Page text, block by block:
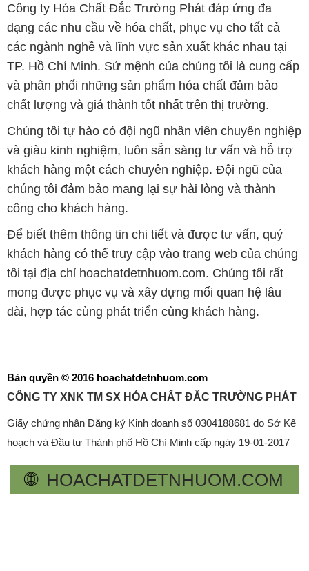
Công ty Hóa Chất Đắc Trường Phát đáp ứng đa
dạng các nhu cầu về hóa chất, phục vụ cho tất cả
các ngành nghề và lĩnh vực sản xuất khác nhau tại
TP. Hồ Chí Minh. Sứ mệnh của chúng tôi là cung cấp
và phân phối những sản phẩm hóa chất đảm bảo
chất lượng và giá thành tốt nhất trên thị trường.
Chúng tôi tự hào có đội ngũ nhân viên chuyên nghiệp
và giàu kinh nghiệm, luôn sẵn sàng tư vấn và hỗ trợ
khách hàng một cách chuyên nghiệp. Đội ngũ của
chúng tôi đảm bảo mang lại sự hài lòng và thành
công cho khách hàng.
Để biết thêm thông tin chi tiết và được tư vấn, quý
khách hàng có thể truy cập vào trang web của chúng
tôi tại địa chỉ hoachatdetnhuom.com. Chúng tôi rất
mong được phục vụ và xây dựng mối quan hệ lâu
dài, hợp tác cùng phát triển cùng khách hàng.
Bản quyền © 2016 hoachatdetnhuom.com
CÔNG TY XNK TM SX HÓA CHẤT ĐẮC TRƯỜNG PHÁT
Giấy chứng nhận Đăng ký Kinh doanh số 0304188681 do Sở Kế
hoạch và Đầu tư Thành phố Hồ Chí Minh cấp ngày 19-01-2017
🌐 HOACHATDETNHUOM.COM